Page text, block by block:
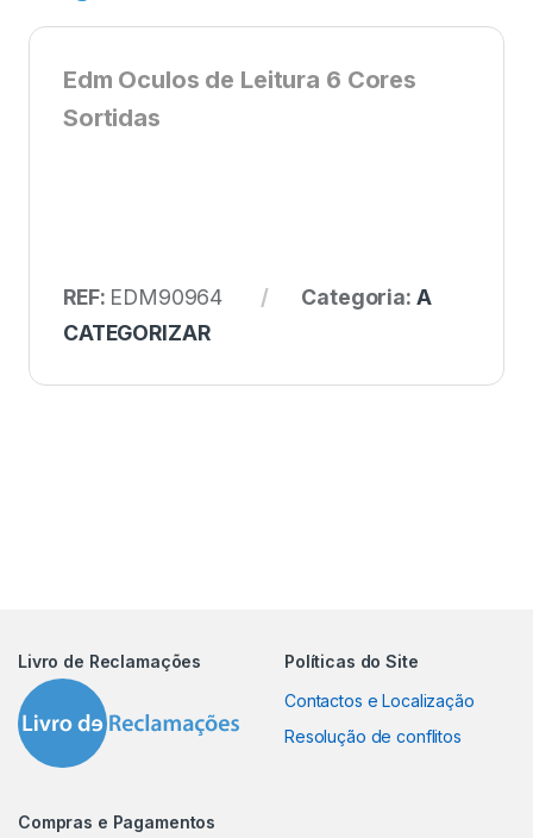
Edm Oculos de Leitura 6 Cores
Sortidas
REF: EDM90964 Categoria: A
CATEGORIZAR
Livro de Reclamações
Políticas do Site
Contactos e Localização
Resolução de conflitos
Compras e Pagamentos